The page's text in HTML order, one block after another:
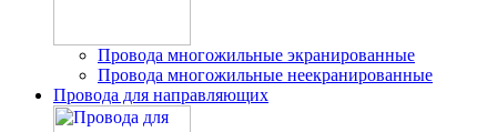
Провода многожильные экранированные
Провода многожильные неекранированные
Провода для направляющих